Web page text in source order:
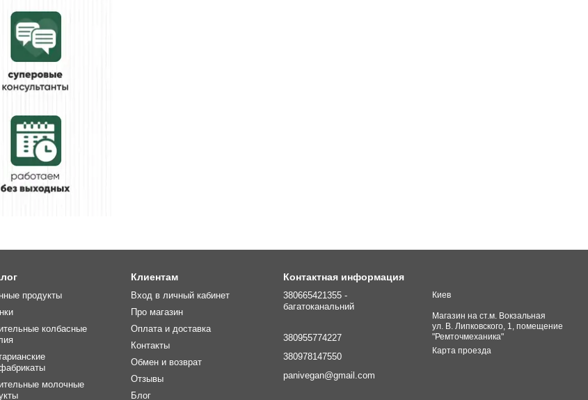
продукты
колбасные
молочные
Клиентам
Вход в личный кабинет
Про магазин
Оплата и доставка
Контакты
Обмен и возврат
Отзывы
Блог
Контактная информация
380665421355 -
багатоканальний
380955774227
380978147550
panivegan@gmail.com
Киев
Магазин на ст.м. Вокзальная
ул. В. Липковского, 1, помещение
"Ремточмеханика"
Карта проезда